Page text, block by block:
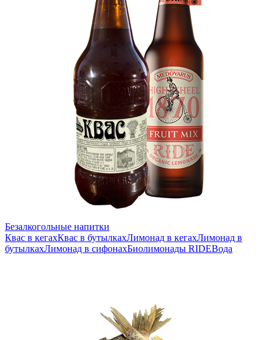
Безалкогольные напитки
Квас в кегахКвас в бутылкахЛимонад в кегахЛимонад в
бутылкахЛимонад в сифонахБиолимонады RIDEВода